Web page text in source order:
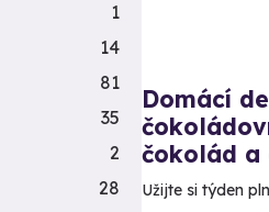
Domácí
čokolád a
Užijte si týden
1
14
81
35
2
28